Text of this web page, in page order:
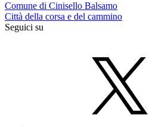
Comune di Cinisello Balsamo
Città della corsa e del cammino
Seguici su